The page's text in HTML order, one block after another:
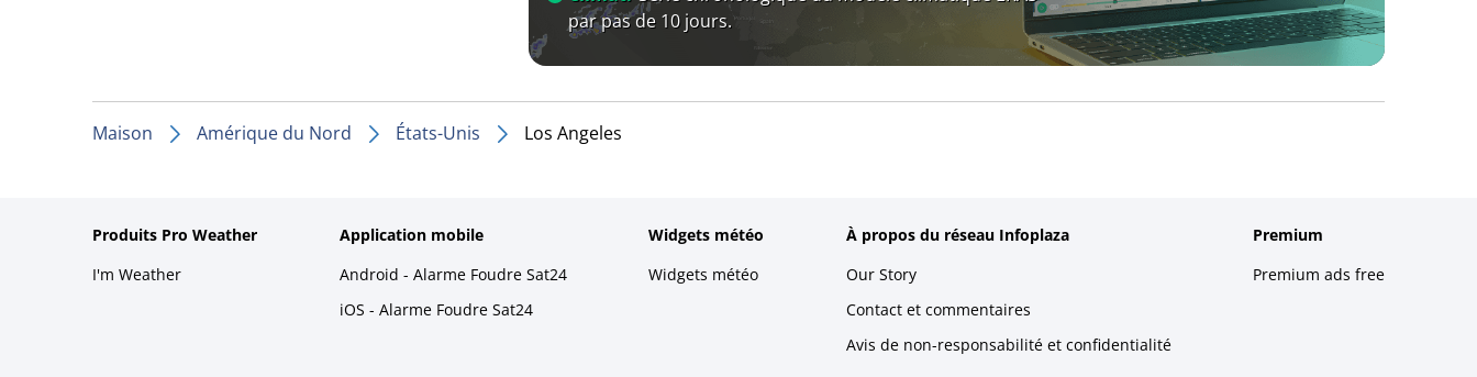
par pas de 10 jours.
Maison Amérique du Nord États-Unis Los Angeles
Produits Pro Weather
I'm Weather
Application mobile
Android - Alarme Foudre Sat24
iOS - Alarme Foudre Sat24
Widgets météo
Widgets météo
À propos du réseau Infoplaza
Our Story
Contact et commentaires
Avis de non-responsabilité et confidentialité
Premium
Premium ads free